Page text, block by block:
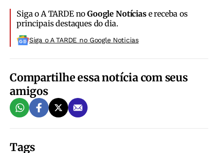
Siga o A TARDE noGoogle Notíciase receba os
principais destaques do dia.
Siga o A TARDE no Google Noticias
Compartilhe essa notícia com seus
amigos
Tags